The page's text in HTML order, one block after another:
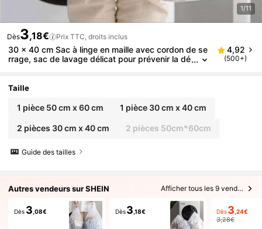
1/11
Dès3,18€ Prix TTC, droits inclus
30 x 40 cm Sac à linge en maille avec cordon de se
rrage, sac de lavage délicat pour prévenir la dé
4,92
(500+)
Taille
1 pièce 50 cm x 60 cm 1 pièce 30 cm x 40 cm
2 pièces 30 cm x 40 cm 2 pièces 50cm*60cm
Guide des tailles
Autres vendeurs sur SHEIN Afficher tous les 9 vendeurs
Dès 3 ,08€ Dès3 ,18€ Dès 3 ,24€
3,28€